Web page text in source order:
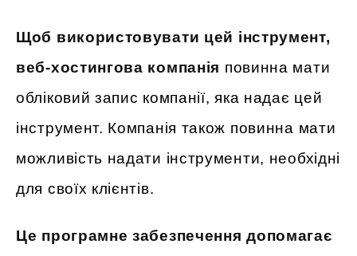
Щоб використовувати цей інструмент,
веб-хостингова компанія повинна мати
обліковий запис компанії, яка надає цей
інструмент. Компанія також повинна мати
можливість надати інструменти, необхідні
для своїх клієнтів.
Це програмне забезпечення допомагає